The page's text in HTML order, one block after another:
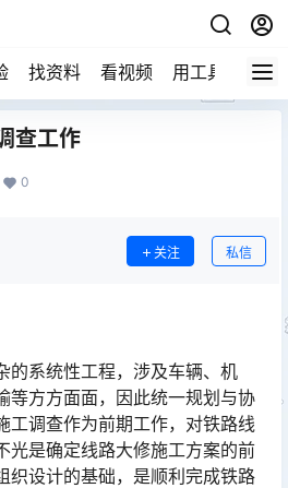
找资料 看视频 用工具 论技
查工作
0
关注 私信
的系统性工程，涉及车辆、机
等方方面面，因此统一规划与协
工调查作为前期工作，对铁路线
光是确定线路大修施工方案的前
织设计的基础，是顺利完成铁路